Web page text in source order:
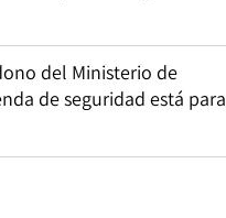
del Ministerio de
de seguridad está para